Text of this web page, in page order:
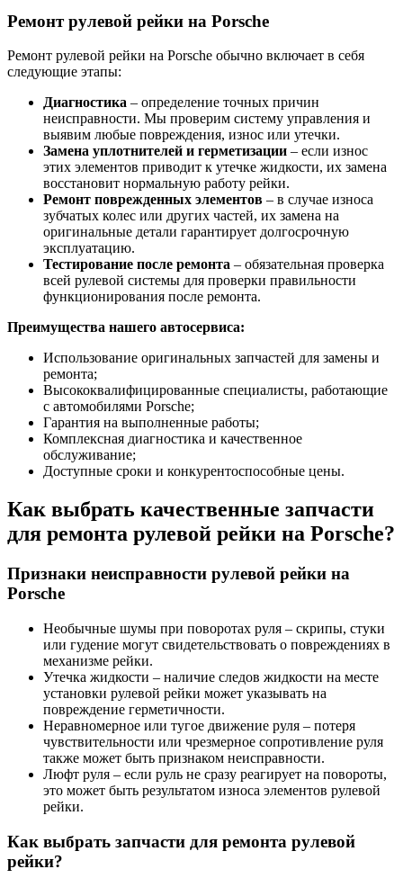
Ремонт рулевой рейки на Porsche
Ремонт рулевой рейки на Porsche обычно включает в себя
следующие этапы:
Диагностика – определение точных причин
неисправности. Мы проверим систему управления и
выявим любые повреждения, износ или утечки.
Замена уплотнителей и герметизации – если износ
этих элементов приводит к утечке жидкости, их замена
восстановит нормальную работу рейки.
Ремонт поврежденных элементов – в случае износа
зубчатых колес или других частей, их замена на
оригинальные детали гарантирует долгосрочную
эксплуатацию.
Тестирование после ремонта – обязательная проверка
всей рулевой системы для проверки правильности
функционирования после ремонта.
Преимущества нашего автосервиса:
Использование оригинальных запчастей для замены и
ремонта;
Высококвалифицированные специалисты, работающие
с автомобилями Porsche;
Гарантия на выполненные работы;
Комплексная диагностика и качественное
обслуживание;
Доступные сроки и конкурентоспособные цены.
Как выбрать качественные запчасти
для ремонта рулевой рейки на Porsche?
Признаки неисправности рулевой рейки на
Porsche
Необычные шумы при поворотах руля – скрипы, стуки
или гудение могут свидетельствовать о повреждениях в
механизме рейки.
Утечка жидкости – наличие следов жидкости на месте
установки рулевой рейки может указывать на
повреждение герметичности.
Неравномерное или тугое движение руля – потеря
чувствительности или чрезмерное сопротивление руля
также может быть признаком неисправности.
Люфт руля – если руль не сразу реагирует на повороты,
это может быть результатом износа элементов рулевой
рейки.
Как выбрать запчасти для ремонта рулевой
рейки?